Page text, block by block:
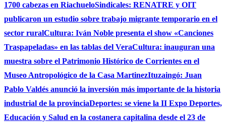
1700 cabezas en RiachueloSindicales: RENATRE y OIT
publicaron un estudio sobre trabajo migrante temporario en el
sector ruralCultura: Iván Noble presenta el show «Canciones
Traspapeladas» en las tablas del VeraCultura: inauguran una
muestra sobre el Patrimonio Histórico de Corrientes en el
Museo Antropológico de la Casa MartinezItuzaingó: Juan
Pablo Valdés anunció la inversión más importante de la historia
industrial de la provinciaDeportes: se viene la II Expo Deportes,
Educación y Salud en la costanera capitalina desde el 23 de